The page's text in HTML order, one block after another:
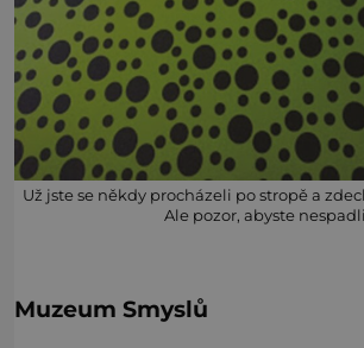
Už jste se někdy procházeli po stropě a
Ale pozor, abyste
Muzeum Smyslů